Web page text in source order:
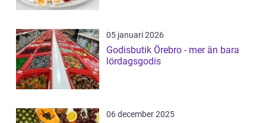
05 januari 2026
Godisbutik Örebro - mer än bara
lördagsgodis
06 december 2025